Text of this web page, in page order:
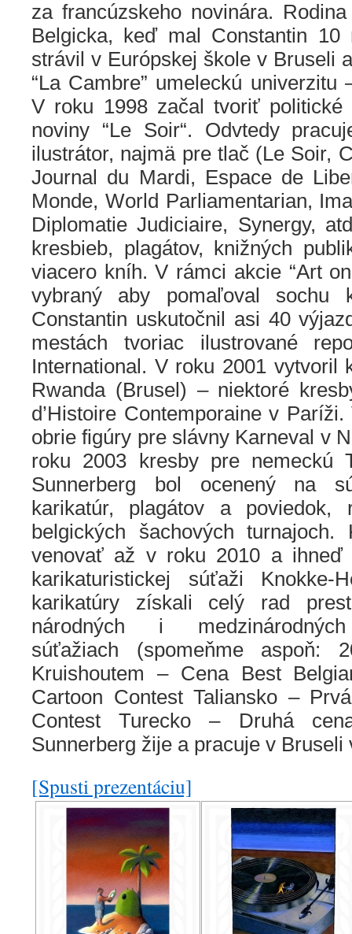
za francúzskeho novinára.
Belgicka, keď mal Constantin 10
strávil v Európskej škole v Bruseli
“La Cambre” umeleckú univerzitu
V roku 1998 začal tvoriť politické
noviny “Le Soir“. Odvtedy
ilustrátor, najmä pre tlač (Le Soir,
Journal du Mardi, Espace de
Monde, World Parliamentarian,
Diplomatie Judiciaire, Synergy,
kresbieb, plagátov, knižných
viacero kníh. V rámci akcie “Art
vybraný aby pomaľoval sochu
Constantin uskutočnil asi 40
mestách tvoriac ilustrované
International. V roku 2001 vytvoril
Rwanda (Brusel) – niektoré
d’Histoire Contemporaine v
obrie figúry pre slávny Karneval v
roku 2003 kresby pre nemeckú
Sunnerberg bol ocenený na
karikatúr, plagátov a
belgických šachových
venovať až v roku 2010 a ihneď
karikaturistickej súťaži Knokke-
karikatúry získali celý rad
národných i medzinárodných
súťažiach (spomeňme aspoň:
Kruishoutem – Cena Best
Cartoon Contest Taliansko –
Contest Turecko – Druhá
Sunnerberg žije a pracuje v Bruseli
[Spusti prezentáciu]